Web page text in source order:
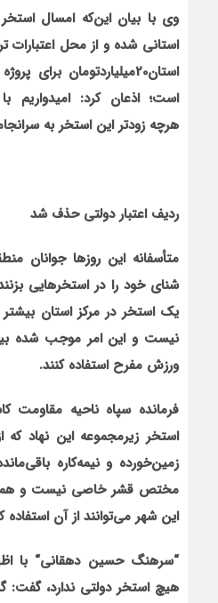
وی با بیان این‌که امسال
استانی شده و از محل اعتبارات
استان20میلیاردتومان برای
هرچه زودتر این استخر به
ردیف اعتبار دولتی حذف شد
متأسفانه این روزها جوانان
شنای خود را در استخرهایی
یک استخر در مرکز استان
نیست و این امر موجب شده
ورزش مفرح استفاده کنند.
فرمانده سپاه ناحیه مقاومت
زمین‌خورده و نیمه‌کاره
مختص قشر خاصی نیست و
این شهر می‌توانند از آن استفاده
“سرهنگ حسین دهقانی“ با
هیچ استخر دولتی ندارد، گفت: